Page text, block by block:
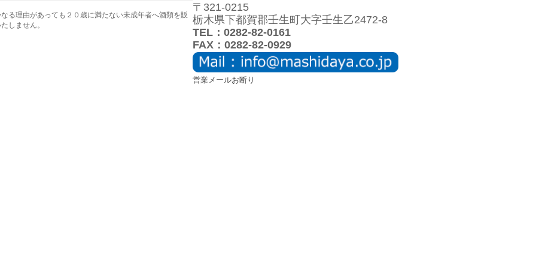
る理由があっても２０歳に満たない未成年者へ酒類を販
しません。
〒321-0215
栃木県下都賀郡壬生町大字壬生乙2472-8
TEL：0282-82-0161
FAX：0282-82-0929
営業メールお断り